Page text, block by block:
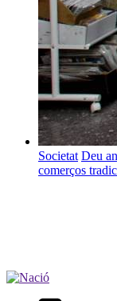
Societat Deu
comerços